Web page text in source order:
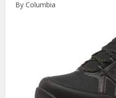
By Columbia